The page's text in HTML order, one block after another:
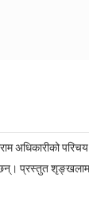
अधिकारीको
प्रस्तुत